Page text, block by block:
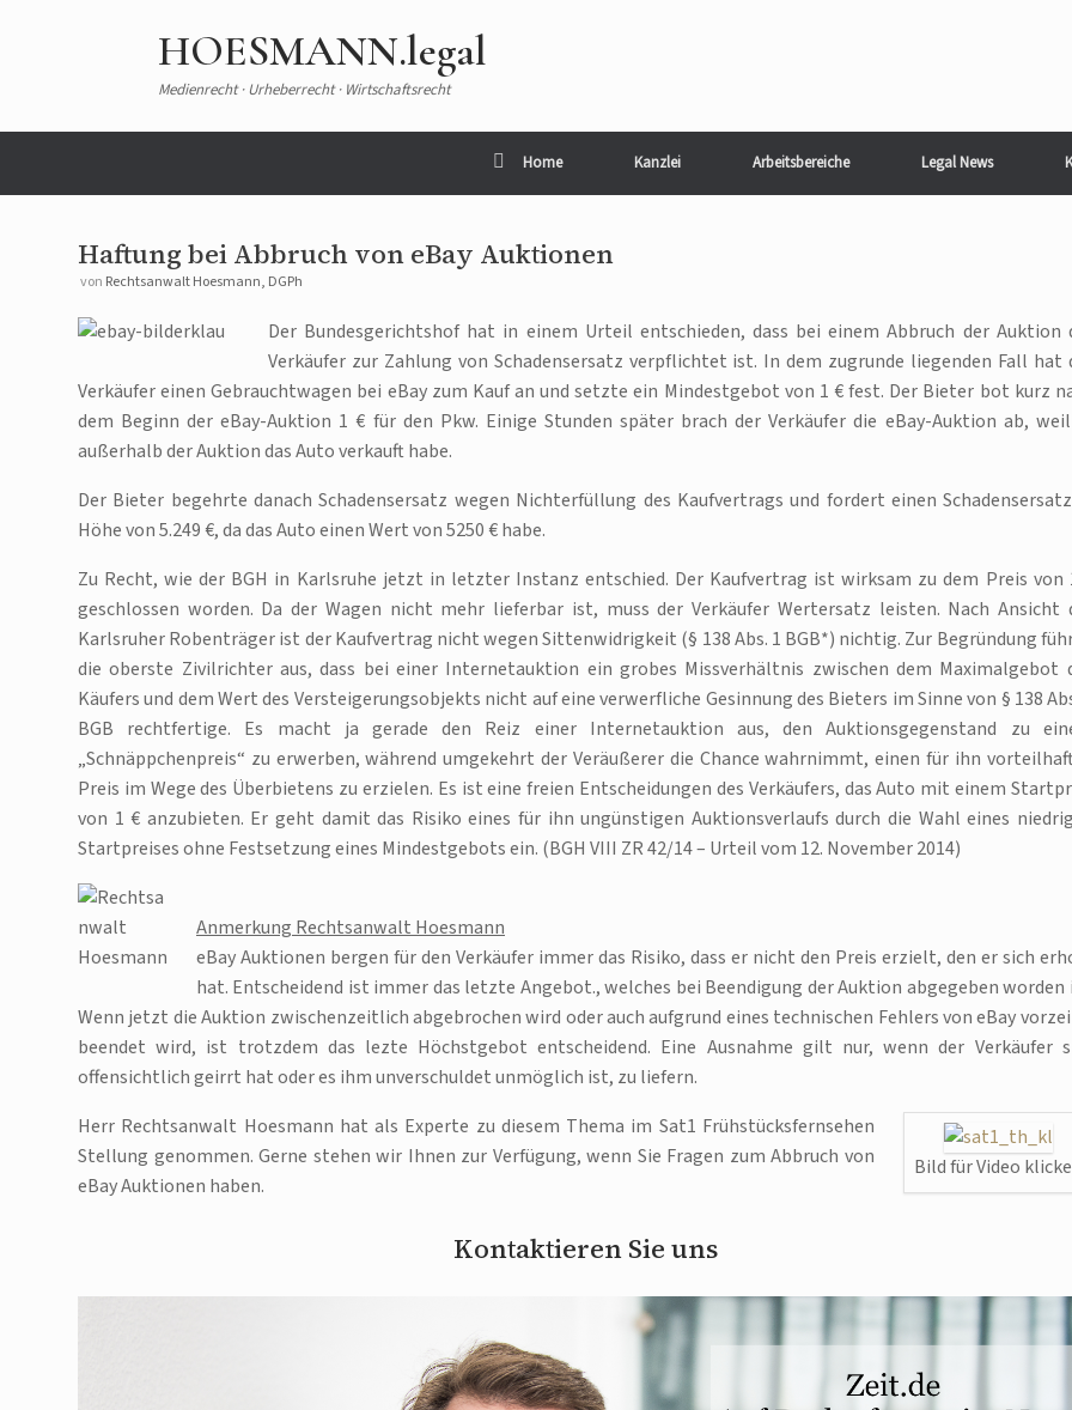
HOESMANN.legal
Medienrecht · Urheberrecht · Wirtschaftsrecht
Home Kanzlei Arbeitsbereiche Legal News
Haftung bei Abbruch von eBay Auktionen
von Rechtsanwalt Hoesmann, DGPh
Der Bundesgerichtshof hat in einem Urteil entschieden, dass bei einem Abbruch der Auktion
Verkäufer zur Zahlung von Schadensersatz verpflichtet ist. In dem zugrunde liegenden Fall hat
Verkäufer einen Gebrauchtwagen bei eBay zum Kauf an und setzte ein Mindestgebot von 1 € fest. Der Bieter bot kurz
dem Beginn der eBay-Auktion 1 € für den Pkw. Einige Stunden später brach der Verkäufer die eBay-Auktion ab,
außerhalb der Auktion das Auto verkauft habe.
Der Bieter begehrte danach Schadensersatz wegen Nichterfüllung des Kaufvertrags und fordert einen
Höhe von 5.249 €, da das Auto einen Wert von 5250 € habe.
Zu Recht, wie der BGH in Karlsruhe jetzt in letzter Instanz entschied. Der Kaufvertrag ist wirksam zu dem Preis von
geschlossen worden. Da der Wagen nicht mehr lieferbar ist, muss der Verkäufer Wertersatz leisten. Nach Ansicht
Karlsruher Robenträger ist der Kaufvertrag nicht wegen Sittenwidrigkeit (§ 138 Abs. 1 BGB*) nichtig. Zur Begründung
die oberste Zivilrichter aus, dass bei einer Internetauktion ein grobes Missverhältnis zwischen dem Maximalgebot
Käufers und dem Wert des Versteigerungsobjekts nicht auf eine verwerfliche Gesinnung des Bieters im Sinne von § 138
BGB rechtfertige. Es macht ja gerade den Reiz einer Internetauktion aus, den Auktionsgegenstand zu
„Schnäppchenpreis“ zu erwerben, während umgekehrt der Veräußerer die Chance wahrnimmt, einen für ihn
Preis im Wege des Überbietens zu erzielen. Es ist eine freien Entscheidungen des Verkäufers, das Auto mit einem
von 1 € anzubieten. Er geht damit das Risiko eines für ihn ungünstigen Auktionsverlaufs durch die Wahl eines
Startpreises ohne Festsetzung eines Mindestgebots ein. (BGH VIII ZR 42/14 – Urteil vom 12. November 2014)
Anmerkung Rechtsanwalt Hoesmann
eBay Auktionen bergen für den Verkäufer immer das Risiko, dass er nicht den Preis erzielt, den er sich
hat. Entscheidend ist immer das letzte Angebot., welches bei Beendigung der Auktion abgegeben worden
Wenn jetzt die Auktion zwischenzeitlich abgebrochen wird oder auch aufgrund eines technischen Fehlers von eBay
beendet wird, ist trotzdem das lezte Höchstgebot entscheidend. Eine Ausnahme gilt nur, wenn der Verkäufer
offensichtlich geirrt hat oder es ihm unverschuldet unmöglich ist, zu liefern.
Bild für Video
Herr Rechtsanwalt Hoesmann hat als Experte zu diesem Thema im Sat1 Frühstücksfernsehen
Stellung genommen. Gerne stehen wir Ihnen zur Verfügung, wenn Sie Fragen zum Abbruch von
eBay Auktionen haben.
Kontaktieren Sie uns